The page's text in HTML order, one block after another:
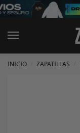
INICIO ZAPATILLAS